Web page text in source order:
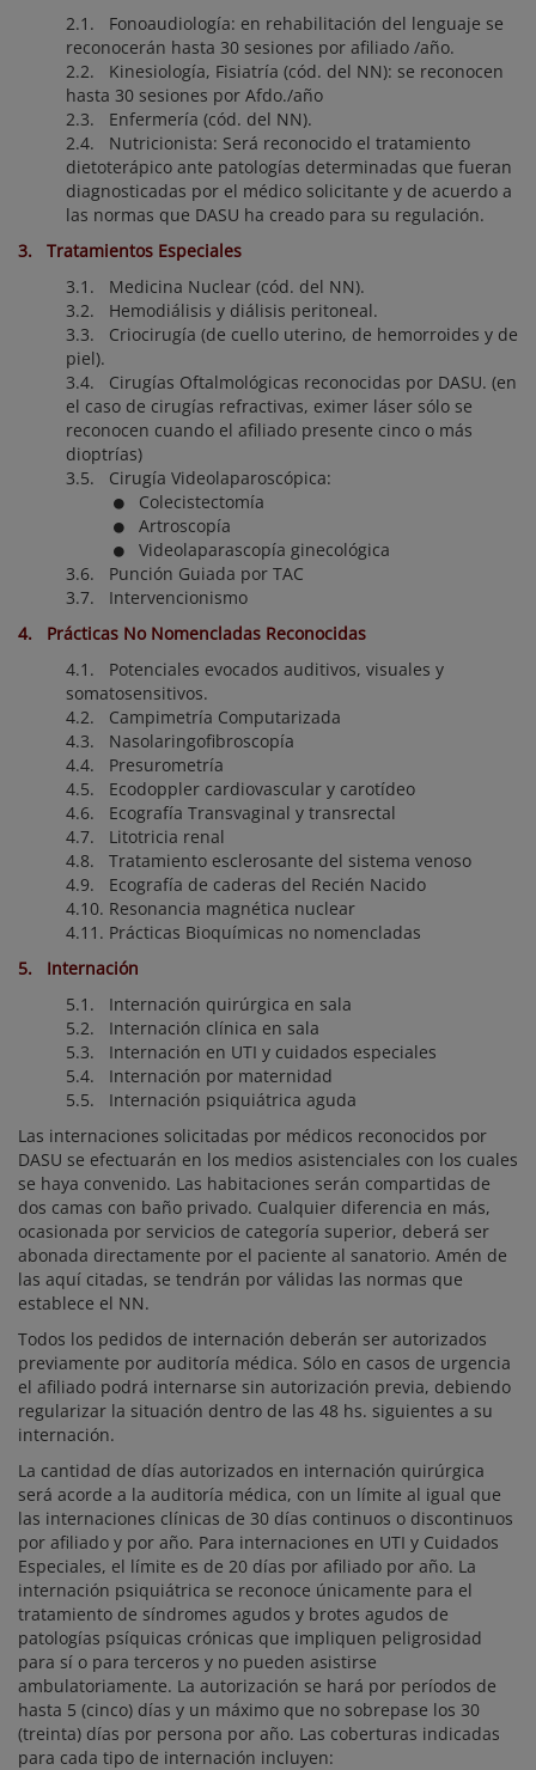
2.1. Fonoaudiología: en rehabilitación del lenguaje se
reconocerán hasta 30 sesiones por afiliado /año.
2.2. Kinesiología, Fisiatría (cód. del NN): se reconocen
hasta 30 sesiones por Afdo./año
2.3. Enfermería (cód. del NN).
2.4. Nutricionista: Será reconocido el tratamiento
dietoterápico ante patologías determinadas que fueran
diagnosticadas por el médico solicitante y de acuerdo a
las normas que DASU ha creado para su regulación.
3. Tratamientos Especiales
3.1. Medicina Nuclear (cód. del NN).
3.2. Hemodiálisis y diálisis peritoneal.
3.3. Criocirugía (de cuello uterino, de hemorroides y de
piel).
3.4. Cirugías Oftalmológicas reconocidas por DASU. (en
el caso de cirugías refractivas, eximer láser sólo se
reconocen cuando el afiliado presente cinco o más
dioptrías)
3.5. Cirugía Videolaparoscópica:
Colecistectomía
Artroscopía
Videolaparascopía ginecológica
3.6. Punción Guiada por TAC
3.7. Intervencionismo
4. Prácticas No Nomencladas Reconocidas
4.1. Potenciales evocados auditivos, visuales y
somatosensitivos.
4.2. Campimetría Computarizada
4.3. Nasolaringofibroscopía
4.4. Presurometría
4.5. Ecodoppler cardiovascular y carotídeo
4.6. Ecografía Transvaginal y transrectal
4.7. Litotricia renal
4.8. Tratamiento esclerosante del sistema venoso
4.9. Ecografía de caderas del Recién Nacido
4.10. Resonancia magnética nuclear
4.11. Prácticas Bioquímicas no nomencladas
5. Internación
5.1. Internación quirúrgica en sala
5.2. Internación clínica en sala
5.3. Internación en UTI y cuidados especiales
5.4. Internación por maternidad
5.5. Internación psiquiátrica aguda
Las internaciones solicitadas por médicos reconocidos por
DASU se efectuarán en los medios asistenciales con los cuales
se haya convenido. Las habitaciones serán compartidas de
dos camas con baño privado. Cualquier diferencia en más,
ocasionada por servicios de categoría superior, deberá ser
abonada directamente por el paciente al sanatorio. Amén de
las aquí citadas, se tendrán por válidas las normas que
establece el NN.
Todos los pedidos de internación deberán ser autorizados
previamente por auditoría médica. Sólo en casos de urgencia
el afiliado podrá internarse sin autorización previa, debiendo
regularizar la situación dentro de las 48 hs. siguientes a su
internación.
La cantidad de días autorizados en internación quirúrgica
será acorde a la auditoría médica, con un límite al igual que
las internaciones clínicas de 30 días continuos o discontinuos
por afiliado y por año. Para internaciones en UTI y Cuidados
Especiales, el límite es de 20 días por afiliado por año. La
internación psiquiátrica se reconoce únicamente para el
tratamiento de síndromes agudos y brotes agudos de
patologías psíquicas crónicas que impliquen peligrosidad
para sí o para terceros y no pueden asistirse
ambulatoriamente. La autorización se hará por períodos de
hasta 5 (cinco) días y un máximo que no sobrepase los 30
(treinta) días por persona por año. Las coberturas indicadas
para cada tipo de internación incluyen: